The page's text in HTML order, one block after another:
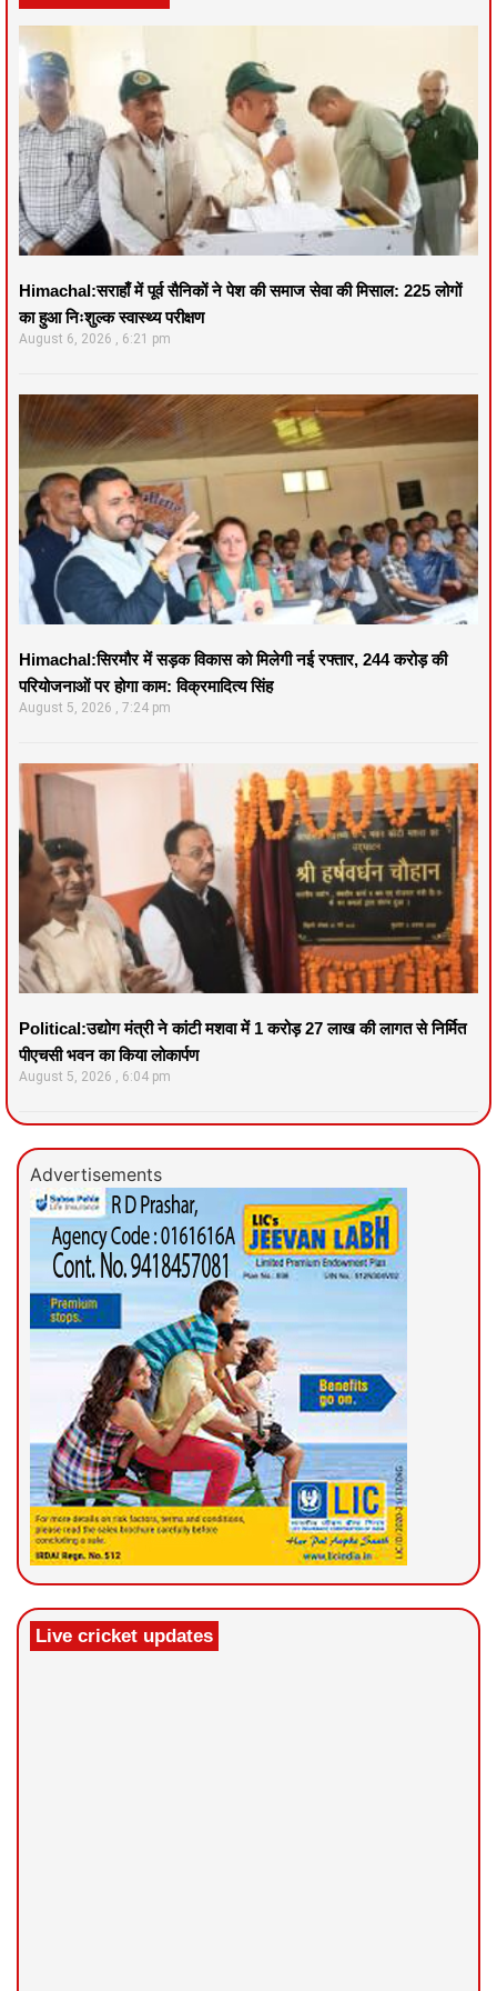
Himachal:सराहाँ में पूर्व सैनिकों ने पेश की समाज सेवा की मिसाल: 225 लोगों
का हुआ निःशुल्क स्वास्थ्य परीक्षण
August 6, 2026 6:21 pm
Himachal:सिरमौर में सड़क विकास को मिलेगी नई रफ्तार, 244 करोड़ की
परियोजनाओं पर होगा काम: विक्रमादित्य सिंह
August 5, 2026 7:24 pm
Political:उद्योग मंत्री ने कांटी मशवा में 1 करोड़ 27 लाख की लागत से निर्मित
पीएचसी भवन का किया लोकार्पण
August 5, 2026 6:04 pm
Advertisements
Live cricket updates